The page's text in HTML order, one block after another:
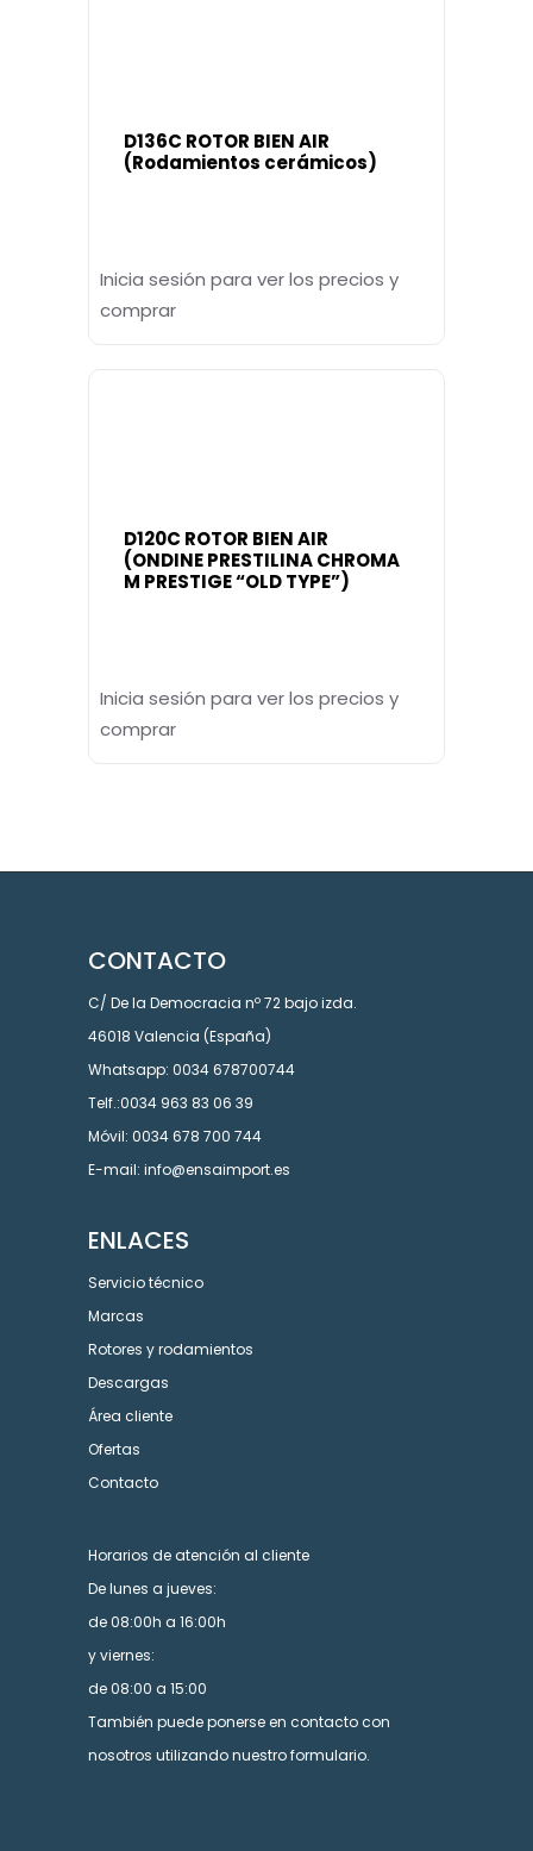
D136C ROTOR BIEN AIR
(Rodamientos cerámicos)
Inicia sesión para ver los precios y
comprar
D120C ROTOR BIEN AIR
(ONDINE PRESTILINA CHROMA
M PRESTIGE “OLD TYPE”)
Inicia sesión para ver los precios y
comprar
CONTACTO
C/ De la Democracia nº 72 bajo izda.
46018 Valencia (España)
Whatsapp: 0034 678700744
Telf.:0034 963 83 06 39
Móvil: 0034 678 700 744
E-mail: info@ensaimport.es
ENLACES
Servicio técnico
Marcas
Rotores y rodamientos
Descargas
Área cliente
Ofertas
Contacto
Horarios de atención al cliente
De lunes a jueves:
de 08:00h a 16:00h
y viernes:
de 08:00 a 15:00
También puede ponerse en contacto con
nosotros utilizando nuestro formulario.